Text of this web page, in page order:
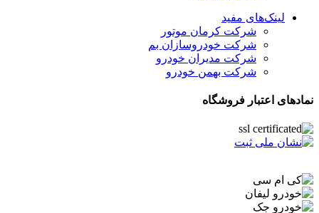
لینک‌های مفید
شرکت کرمان موتور
شرکت خودروسازان بم
شرکت مدیران خودرو
شرکت بهمن خودرو
نمادهای اعتبار فروشگاه